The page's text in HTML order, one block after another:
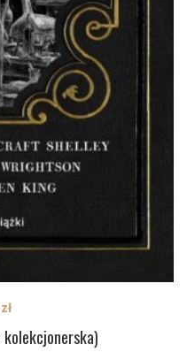
kolekcjonerska)
zł